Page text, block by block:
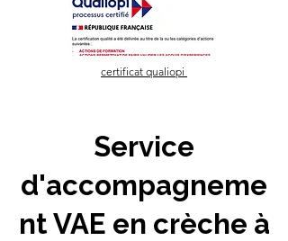
certificat qualiopi
Service
d'accompagneme
nt VAE en crèche à